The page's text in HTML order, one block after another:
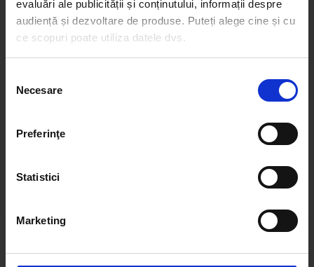
evaluări ale publicității și conținutului, informații despre
audiență și dezvoltare de produse. Puteți alege cine și cu
ce scopuri poate utiliza datele dvs.
Să colectăm informațiile cu privire la locația dvs.
Să vă identificăm dispozitivul scanândul-l în mod
activ după caracteristici specifice (amprentare)
dvs. personale și configurați-vă preferințele la
secțiunea
consimțământului
Necesare
Preferinţe
Statistici
Marketing
BUDDY GUY–WHERE IS THE NEXT ONE COMING FROM
Favorites By Dimineața de Vară cu Boba &
Lucia
melodia pe care o ascultă de